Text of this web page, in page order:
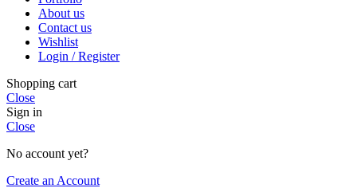
About us
Contact us
Wishlist
Login / Register
Shopping cart
Close
Sign in
Close
No account yet?
Create an Account